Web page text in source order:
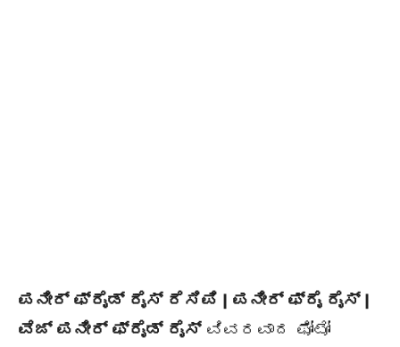
ಪನೀರ್ ಫ್ರೈಡ್ ರೈಸ್ ರೆಸಿಪಿ | ಪನೀರ್ ಫ್ರೈ ರೈಸ್ |
ವೆಜ್ ಪನೀರ್ ಫ್ರೈಡ್ ರೈಸ್ವಿವರವಾದ ಫೋಟೋ